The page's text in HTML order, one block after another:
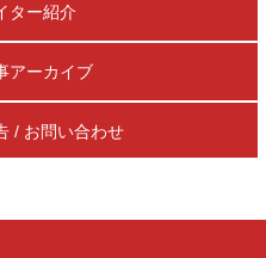
ター紹介
アーカイブ
/ お問い合わせ